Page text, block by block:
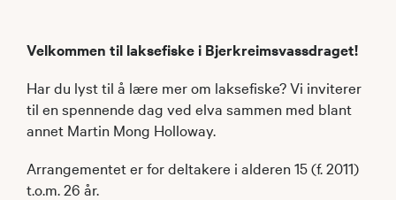
Velkommen til laksefiske i Bjerkreimsvassdraget!
Har du lyst til å lære mer om laksefiske? Vi inviterer
til en spennende dag ved elva sammen med blant
annet Martin Mong Holloway.
Arrangementet er for deltakere i alderen 15 (f. 2011)
t.o.m. 26 år.